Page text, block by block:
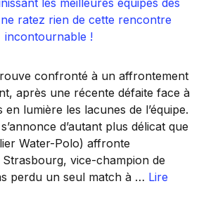
confronté à un affrontement
après une récente défaite face à
en lumière les lacunes de l’équipe.
d’autant plus délicat que
Water-Polo) affronte
Strasbourg, vice-champion de
perdu un seul match à … Lire